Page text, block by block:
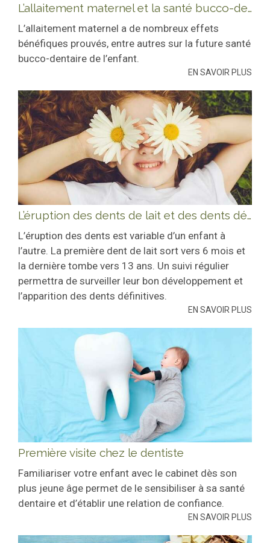
L’allaitement maternel et la santé bucco-dentaire de l’enfant
L’allaitement maternel a de nombreux effets
bénéfiques prouvés, entre autres sur la future santé
bucco-dentaire de l’enfant.
EN SAVOIR PLUS
L’éruption des dents de lait et des dents définitives
L’éruption des dents est variable d’un enfant à
l’autre. La première dent de lait sort vers 6 mois et
la dernière tombe vers 13 ans. Un suivi régulier
permettra de surveiller leur bon développement et
l’apparition des dents définitives.
EN SAVOIR PLUS
Première visite chez le dentiste
Familiariser votre enfant avec le cabinet dès son
plus jeune âge permet de le sensibiliser à sa santé
dentaire et d’établir une relation de confiance.
EN SAVOIR PLUS